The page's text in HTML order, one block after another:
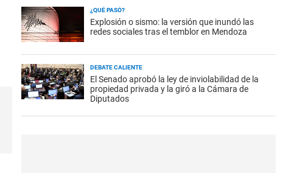
¿QUÉ PASÓ?
Explosión o sismo: la versión que inundó las
redes sociales tras el temblor en Mendoza
DEBATE CALIENTE
El Senado aprobó la ley de inviolabilidad de la
propiedad privada y la giró a la Cámara de
Diputados